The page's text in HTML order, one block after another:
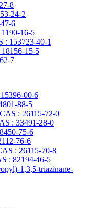
8
24-2
6
16-5
: 153723-40-1
15-5
7
00-6
88-5
: 26115-72-0
: 33491-28-0
75-6
76-6
: 26115-70-8
: 82194-46-5
1,3,5-triazinane-